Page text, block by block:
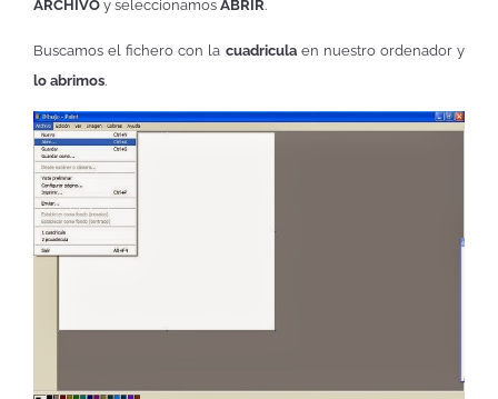
ARCHIVO y seleccionamos ABRIR.
Buscamos el fichero con la cuadriculaen nuestro ordenador y
lo abrimos.